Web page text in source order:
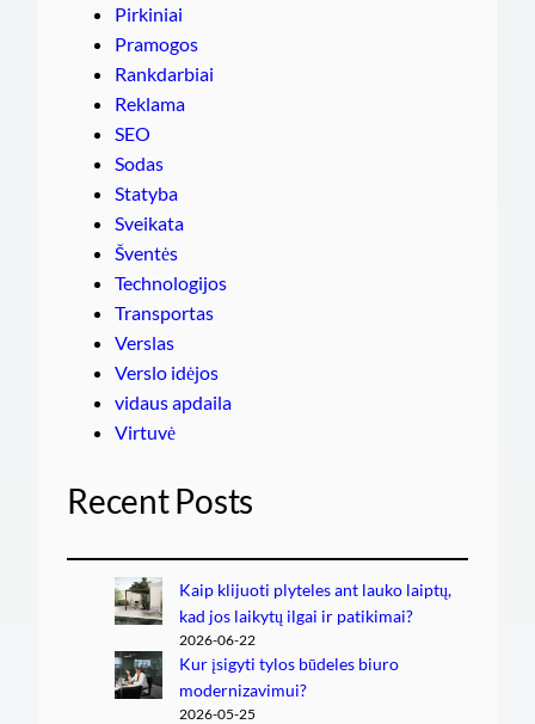
Pirkiniai
Pramogos
Rankdarbiai
Reklama
SEO
Sodas
Statyba
Sveikata
Šventės
Technologijos
Transportas
Verslas
Verslo idėjos
vidaus apdaila
Virtuvė
Recent Posts
Kaip klijuoti plyteles ant lauko laiptų,
kad jos laikytų ilgai ir patikimai?
2026-06-22
Kur įsigyti tylos būdeles biuro
modernizavimui?
2026-05-25